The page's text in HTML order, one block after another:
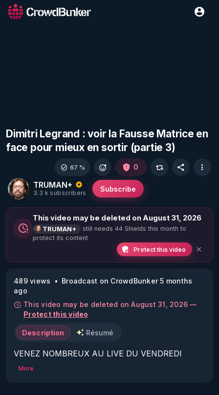
Dimitri Legrand : voir la Fausse Matrice en
face pour mieux en sortir (partie 3)
TRUMAN+
3.3 k subscribers
Subscribe
67 % 0
This video may be deleted on August 31, 2026
TRUMAN+
still needs 44 Shields this month to
protect its content
Protect this video
489 views
Broadcast on CrowdBunker 5 months
ago
This video may be deleted on August 31, 2026 —
Protect this video
Description Résumé
VENEZ NOMBREUX AU LIVE DU VENDREDI
27/02/26 À 21H :
More